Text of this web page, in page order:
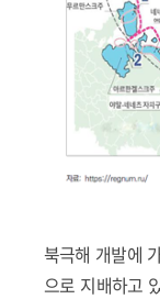
북극해 개발에
으로 지배하고